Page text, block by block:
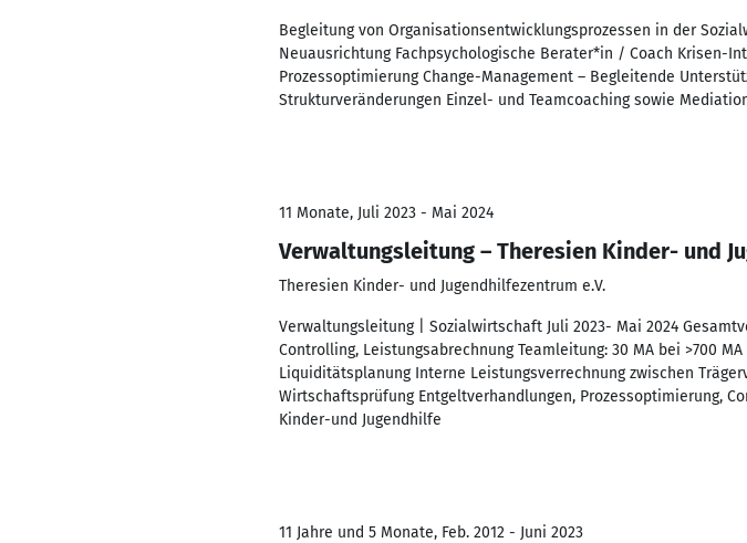
Begleitung von Organisationsentwicklungsprozessen in der
Neuausrichtung Fachpsychologische Berater*in / Coach Krisen-
Prozessoptimierung Change-Management – Begleitende
Strukturveränderungen Einzel- und Teamcoaching sowie
11 Monate, Juli 2023 - Mai 2024
Verwaltungsleitung – Theresien Kinder- und
Theresien Kinder- und Jugendhilfezentrum e.V.
Verwaltungsleitung | Sozialwirtschaft Juli 2023- Mai 2024
Controlling, Leistungsabrechnung Teamleitung: 30 MA bei >700
Liquiditätsplanung Interne Leistungsverrechnung zwischen
Wirtschaftsprüfung Entgeltverhandlungen, Prozessoptimierung,
Kinder-und Jugendhilfe
11 Jahre und 5 Monate, Feb. 2012 - Juni 2023